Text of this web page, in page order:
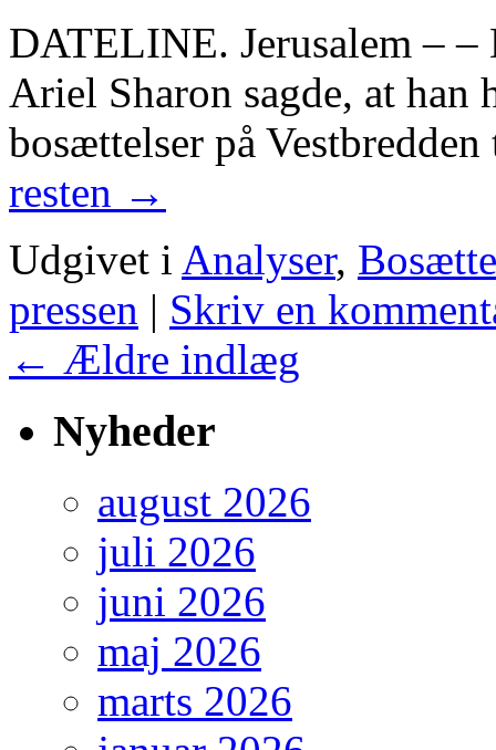
DATELINE. Jerusalem – –
Ariel Sharon sagde, at han
bosættelser på
resten →
Udgivet i Analyser,
pressen | Skriv en
← Ældre indlæg
Nyheder
august 2026
juli 2026
juni 2026
maj 2026
marts 2026